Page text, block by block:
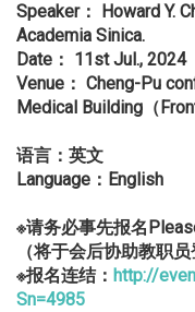
Speaker： Howard Y.
Academia Sinica.
Date ： 11st Jul., 2024
Venue ： Cheng-Pu
Medical Building （
语言：英文
Language ：English
※请务必事先报名
（将于会后协助教职员
※报名连结： http://
Sn=4985